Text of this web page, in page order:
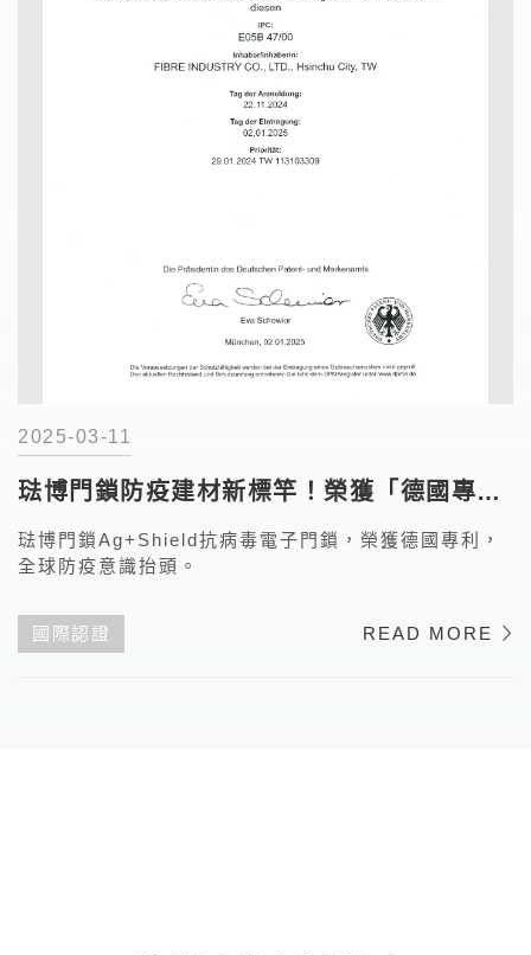
2025-03-11
琺博門鎖防疫建材新標竿！榮獲「德國專
利」
琺博門鎖Ag+Shield抗病毒電子門鎖，榮獲德國專利，
全球防疫意識抬頭。
國際認證 READ MORE